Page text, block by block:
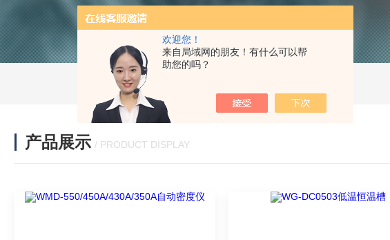
欢迎您！
来自局域网的朋友！有什么可以帮
助您的吗？
产品展示 / PRODUCT DISPLAY